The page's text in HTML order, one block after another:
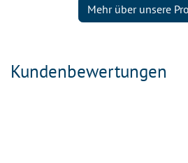
Mehr über unsere
Kundenbewertungen